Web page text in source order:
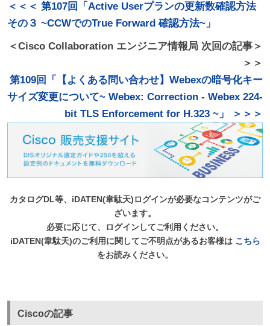
＜＜＜ 第107回「Active Userプランの更新数確認方法
その３ ~CCWでのTrue Forward 確認方法~」
＜Cisco Collaboration エンジニア情報局 次回の記事＞
＞＞
第109回「【よくある問い合わせ】Webexの暗号化キー
サイズ変更について~ Webex: Correction - Webex 224-
bit TLS Enforcement for H.323 ~」 ＞＞＞
カタログDL等、iDATEN(韋駄天)ログインが必要なコンテンツがご
ざいます。
必要に応じて、ログインしてご利用ください。
iDATEN(韋駄天)のご利用に関してご不明点があるお客様は こちら
をお読みください。
Ciscoの記事